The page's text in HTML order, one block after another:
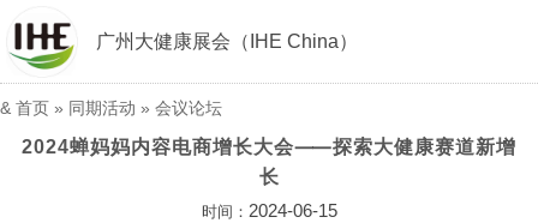
广州大健康展会（IHE China）
& 首页 » 同期活动 » 会议论坛
2024蝉妈妈内容电商增长大会⸺探索大健康赛道新增
长
时间： 2024-06-15